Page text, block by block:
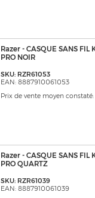
Razer - CASQUE SANS FIL
PRO NOIR
SKU: RZR61053
EAN: 8887910061053
Prix de vente moyen constaté:
Razer - CASQUE SANS FIL
PRO QUARTZ
SKU: RZR61039
EAN: 8887910061039